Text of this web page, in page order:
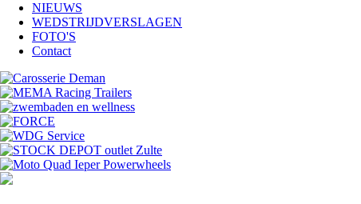
NIEUWS
WEDSTRIJDVERSLAGEN
FOTO'S
Contact